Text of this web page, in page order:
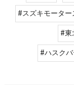
#スズキモーター
#東
#ハスク